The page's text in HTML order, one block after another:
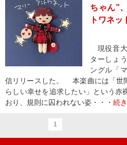
ちゃん”
トワネッ
現役音大
ターしょ
ングル「
信リリースした。 本楽曲には「世
らしい幸せを追求したい」という赤
おり、規則に囚われない姿・・・ 続
1